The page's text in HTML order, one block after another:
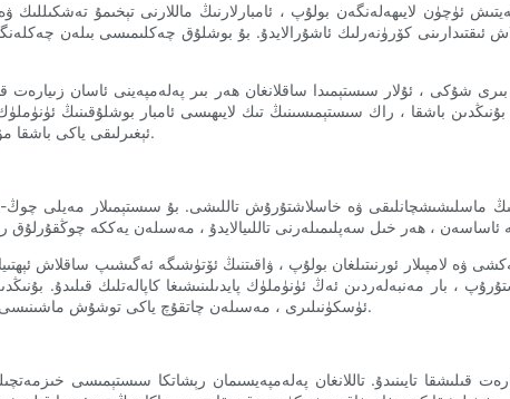
ئۈچۈن لايىھەلەنگەن بولۇپ ، ئامبارلارنىڭ ماللارنى تېخىمۇ تەشكىللىك
ئىقتىدارىنى كۆرۈنەرلىك ئاشۇرالايدۇ. بۇ بوشلۇق چەكلىمىسى بىلەن
بىرى شۇكى ، ئۇلار سىستېمىدا ساقلانغان ھەر بىر پەلەمپەينى ئاسان زىيارەت
بۇنىڭدىن باشقا ، راك سىستېمىسىنىڭ تىك لايىھىسى ئامبار بوشلۇقىنىڭ
ئېغىرلىقى ياكى باشقا مۇناسىۋەتلىك ئۆلچەملەرگە ئاساسەن تەشكىللەشكە قولايلىق يارىتىدۇ.
ماسلىشىشچانلىقى ۋە خاسلاشتۇرۇش تاللىشى. بۇ سىستېمىلار مەيلى
ۋە لامپىلار ئورنىتىلغان بولۇپ ، ۋاقىتنىڭ ئۆتۈشىگە ئەگىشىپ ساقلاش
، بار مەنبەلەردىن ئەڭ ئۈنۈملۈك پايدىلىنىشىغا كاپالەتلىك قىلىدۇ.
ئۈسكۈنىلىرى ، مەسىلەن چاتقۇچ ياكى توشۇش ماشىنىسى بىلەن بىرلەشتۈرۈلۈپ ، مەشغۇلاتنى تېخىمۇ راۋانلاشتۇرغىلى بولىدۇ.
قىلىشقا تايىنىدۇ. تاللانغان پەلەمپەيسىمان رېشاتكا سىستېمىسى